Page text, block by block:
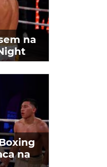
na
na